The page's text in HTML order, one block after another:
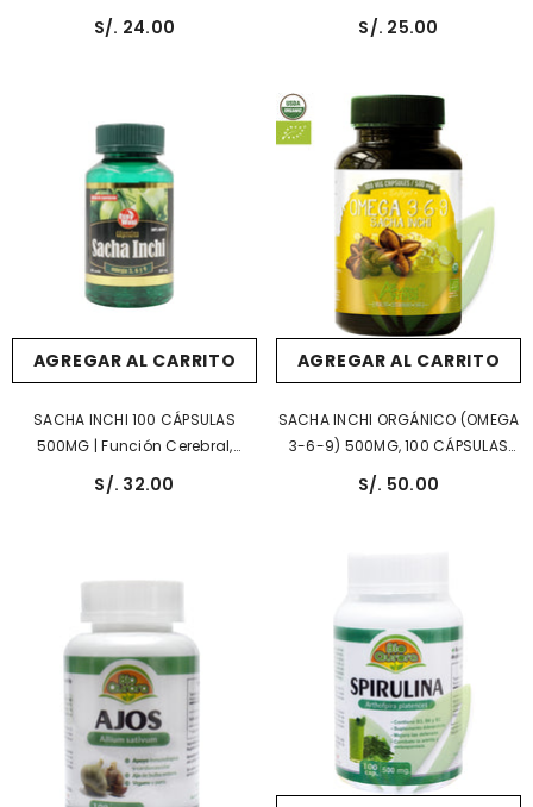
Acidez Estomacal, Pérdida De
S/. 24.00
Ansiedad, Depresión.
S/. 25.00
AGREGAR AL CARRITO
SACHA INCHI 100 CÁPSULAS
500MG | Función Cerebral,
Regulación Hormonal,
Antiinflamatorio.
S/. 32.00
AGREGAR AL CARRITO
SACHA INCHI ORGÁNICO (OMEGA
3-6-9) 500MG, 100 CÁPSULAS
BLANDAS | Función Cerebral,
Regulación Hormonal,
S/. 50.00